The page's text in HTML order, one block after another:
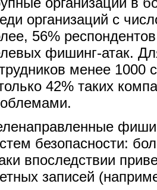
организаций с
56%
фишинг-атак.
менее
42% таких
безопасности:
впоследствии
записей